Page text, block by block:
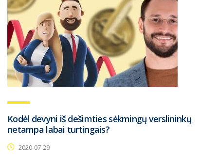
Kodėl devyni iš dešimties sėkmingų verslininkų
netampa labai turtingais?
2020-07-29